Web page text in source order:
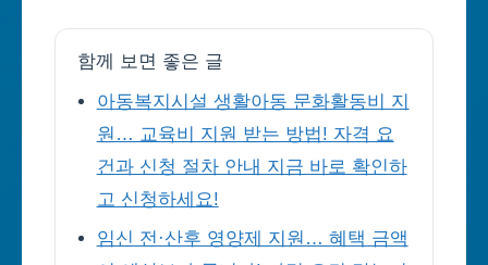
함께 보면 좋은 글
아동복지시설 생활아동 문화활동비 지
원… 교육비 지원 받는 방법! 자격 요
건과 신청 절차 안내 지금 바로 확인하
고 신청하세요!
임신 전·산후 영양제 지원… 혜택 금액